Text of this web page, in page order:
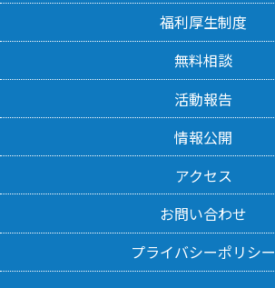
福利厚生制度
無料相談
活動報告
情報公開
アクセス
お問い合わせ
プライバシーポリシー